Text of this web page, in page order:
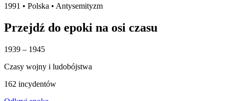
1991 • Polska • Antysemityzm
Przejdź do epoki na osi czasu
1939 – 1945
Czasy wojny i ludobójstwa
162 incydentów